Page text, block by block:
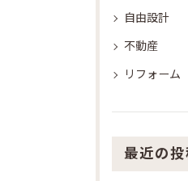
自由設計
不動産
リフォーム
最近の